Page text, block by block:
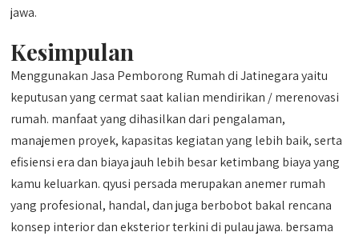
jawa.
Kesimpulan
Menggunakan Jasa Pemborong Rumah di Jatinegara yaitu
keputusan yang cermat saat kalian mendirikan / merenovasi
rumah. manfaat yang dihasilkan dari pengalaman,
manajemen proyek, kapasitas kegiatan yang lebih baik, serta
efisiensi era dan biaya jauh lebih besar ketimbang biaya yang
kamu keluarkan. qyusi persada merupakan anemer rumah
yang profesional, handal, dan juga berbobot bakal rencana
konsep interior dan eksterior terkini di pulau jawa. bersama